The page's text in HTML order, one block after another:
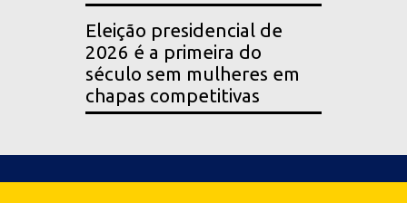
Eleição presidencial de
2026 é a primeira do
século sem mulheres em
chapas competitivas